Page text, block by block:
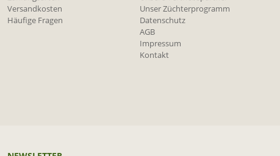
Versandkosten
Häufige Fragen
Unser Züchterprogramm
Datenschutz
AGB
Impressum
Kontakt